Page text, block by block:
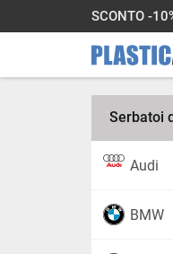
SCONTO -
Serbatoi
Audi
BMW